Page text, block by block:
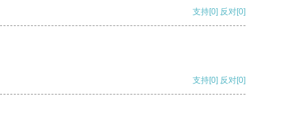
支持[0] 反对[0]
支持[0] 反对[0]